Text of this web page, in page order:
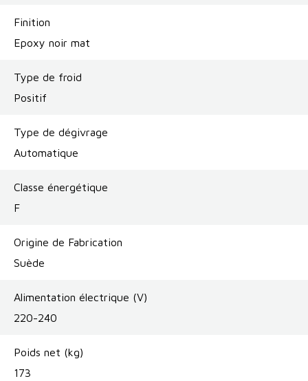
Finition
Epoxy noir mat
Type de froid
Positif
Type de dégivrage
Automatique
Classe énergétique
F
Origine de Fabrication
Suède
Alimentation électrique (V)
220-240
Poids net (kg)
173